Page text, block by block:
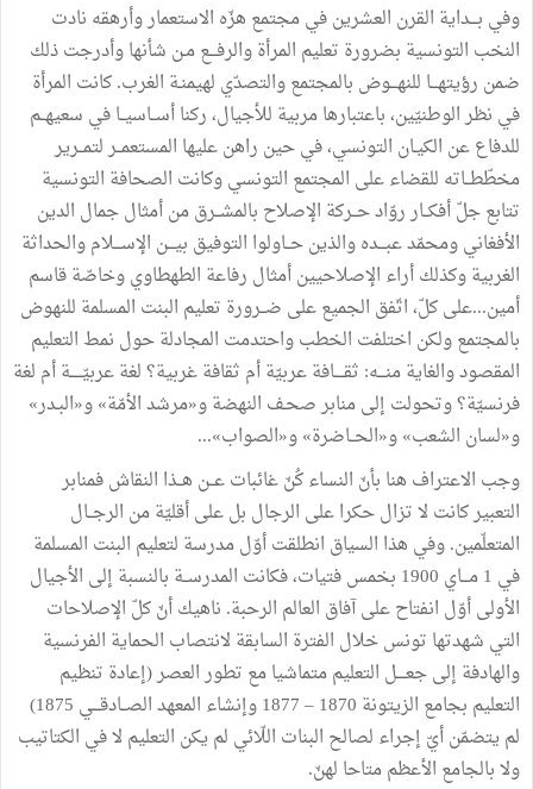
وفي بـــداية القرن العشرين في مجتمع هزّه الاستعمار وأرهقه نادت
النخب التونسية بضرورة تعليم المرأة والرفـــع مـن شأنها وأدرجت ذلك
ضمن رؤيتهـــا للنهـــوض بالمجتمع والتصدّي لهيمنـة الغرب. كانت المرأة
في نظر الوطنيّين، باعتبارها مربية للأجيال، ركنا أســاسيــا في سعيهــم
للدفاع عن الكيـان التونسي، في حين راهن عليها المستعمــر لتمــرير
مخطّطــاته للقضاء على المجتمع التونسي وكانت الصحافة التونسية
تتابع جلّ أفكــار روّاد حــركة الإصلاح بالمشــرق من أمثال جمال الدين
الأفغاني ومحمّد عبـــده والذين حــاولوا التوفيق بيـــن الإســـلام والحداثة
الغربية وكذلك أراء الإصلاحيين أمثال رفاعة الطهطاوي وخاصّة قاسم
أمين...على كلّ، اتّفق الجميع على ضــرورة تعليم البنت المسلمة للنهوض
بالمجتمع ولكن اختلفت الخطب واحتدمت المجادلة حول نمط التعليم
المقصود والغاية منـــه: ثقــــافة عربيّة أم ثقافة غربية؟ لغة عربيّـــــة أم لغة
فرنسيّة؟ وتحولت إلى منابر صحـف النهضة و«مرشد الأمّة» و«البـدر»
و«لسان الشعب» و«الحــاضرة» و«الصواب»...
وجب الاعتراف هنا بأنّ النساء كُنّ غائبات عــن هــذا النقاش فمنابر
التعبير كانت لا تزال حكرا على الرجال بل على أقليّة من الرجــال
المتعلّمين. وفي هذا السياق انطلقت أوّل مدرسة لتعليم البنت المسلمة
في 1 مـــاي 1900 بخمس فتيات، فكانت المدرســة بالنسبة إلى الأجيال
الأولى أوّل انفتاح على آفاق العالم الرحبة. ناهيك أنّ كلّ الإصلاحات
التي شهدتها تونس خلال الفترة السابقة لانتصاب الحماية الفرنسية
والهادفة إلى جعــــل التعليم متماشيا مع تطور العصر (إعادة تنظيم
التعليم بجامع الزيتونة 1870 – 1877 وإنشاء المعهد الصــادقـــي 1875)
لم يتضمّن أيّ إجراء لصالح البنات اللّائي لم يكن التعليم لا في الكتاتيب
ولا بالجامع الأعظم متاحا لهنّ.